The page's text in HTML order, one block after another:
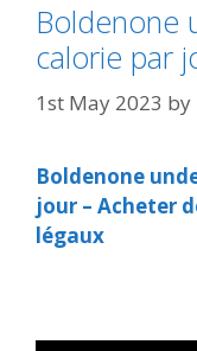
Boldenone
calorie par
1st May 2023 by
Boldenone
jour – Acheter
légaux